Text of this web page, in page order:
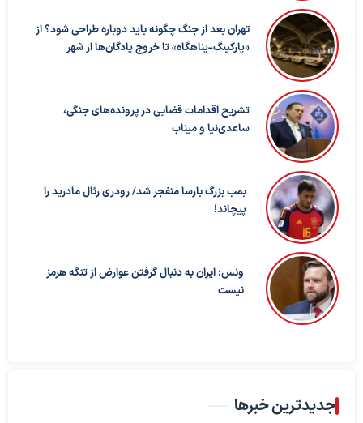
تهران بعد از جنگ چگونه باید دوباره طراحی شود؟ از
«پارکینگ-پناهگاه» تا خروج پادگان‌ها از شهر
تشریح اقدامات قضایی در پرونده‌های جنگی،
ساعدی‌نیا و میناب
بمب بزرگ بارسا منفجر شد/ رودری رئال مادرید را
پیچاند!
ونس: ایران به دنبال گرفتن عوارض از تنگه هرمز
نیست
جدیدترین خبرها